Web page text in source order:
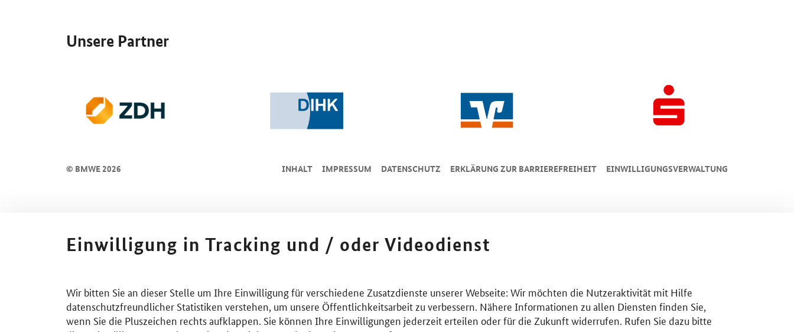
Unsere Partner
© BMWE 2026 INHALT IMPRESSUM DA­TEN­SCHUTZ ERKLÄRUNG ZUR BARRIEREFREIHEIT EINWILLIGUNGSVERWALTUNG
Einwilligung in Tracking und / oder Videodienst
Wir bitten Sie an dieser Stelle um Ihre Einwilligung für verschiedene Zusatzdienste unserer Webseite: Wir möchten die Nutzeraktivität mit Hilfe
datenschutzfreundlicher Statistiken verstehen, um unsere Öffentlichkeitsarbeit zu verbessern. Nähere Informationen zu allen Diensten finden Sie,
wenn Sie die Pluszeichen rechts aufklappen. Sie können Ihre Einwilligungen jederzeit erteilen oder für die Zukunft widerrufen. Rufen Sie dazu bitte